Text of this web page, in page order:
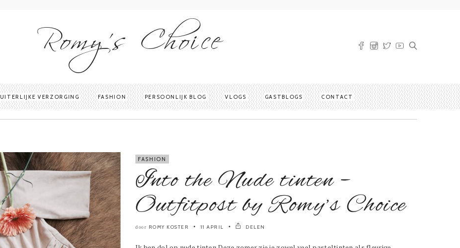
Romy's Choice
UITERLIJKE VERZORGING FASHION PERSOONLIJK BLOG VLOGS GASTBLOGS CONTACT
FASHION
Into the Nude tinten –
Outfitpost by Romy’s Choice
door ROMY KOSTER 11 APRIL DELEN